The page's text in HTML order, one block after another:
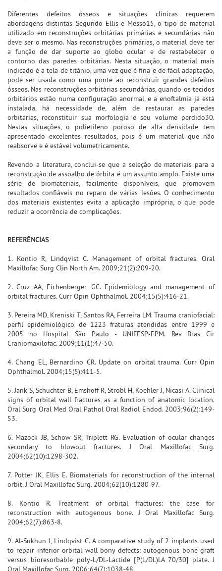
Diferentes defeitos ósseos e situações clínicas requerem
abordagens distintas. Segundo Ellis e Messo15, o tipo de material
utilizado em reconstruções orbitárias primárias e secundárias não
deve ser o mesmo. Nas reconstruções primárias, o material deve ter
a função de dar suporte ao globo ocular e de restabelecer o
contorno das paredes orbitárias. Nesta situação, o material mais
indicado é a tela de titânio, uma vez que é fina e de fácil adaptação,
pode ser usada como uma ponte ao reconstruir grandes defeitos
ósseos. Nas reconstruções orbitárias secundárias, quando os tecidos
orbitários estão numa configuração anormal, e a enoftalmia já está
instalada, há necessidade de, além de restaurar as paredes
orbitárias, reconstituir sua morfologia e seu volume perdido30.
Nestas situações, o polietileno poroso de alta densidade tem
apresentado excelentes resultados, pois é um material que não
reabsorve e é estável volumetricamente.
Revendo a literatura, conclui-se que a seleção de materiais para a
reconstrução de assoalho de órbita é um assunto amplo. Existe uma
série de biomateriais, facilmente disponíveis, que promovem
resultados confiáveis no reparo de várias lesões. O conhecimento
dos materiais existentes evita a aplicação imprópria, o que pode
reduzir a ocorrência de complicações.
REFERÊNCIAS
1. Kontio R, Lindqvist C. Management of orbital fractures. Oral
Maxillofac Surg Clin North Am. 2009;21(2):209-20.
2. Cruz AA, Eichenberger GC. Epidemiology and management of
orbital fractures. Curr Opin Ophthalmol. 2004;15(5):416-21.
3. Pereira MD, Kreniski T, Santos RA, Ferreira LM. Trauma craniofacial:
perfil epidemiológico de 1223 fraturas atendidas entre 1999 e
2005 no Hospital São Paulo - UNIFESP-EPM. Rev Bras Cir
Craniomaxilofac. 2009;11(1):47-50.
4. Chang EL, Bernardino CR. Update on orbital trauma. Curr Opin
Ophthalmol. 2004;15(5):411-5.
5. Jank S, Schuchter B, Emshoff R, Strobl H, Koehler J, Nicasi A. Clinical
signs of orbital wall fractures as a function of anatomic location.
Oral Surg Oral Med Oral Pathol Oral Radiol Endod. 2003;96(2):149-
53.
6. Mazock JB, Schow SR, Triplett RG. Evaluation of ocular changes
secondary to blowout fractures. J Oral Maxillofac Surg.
2004;62(10):1298-302.
7. Potter JK, Ellis E. Biomaterials for reconstruction of the internal
orbit. J Oral Maxillofac Surg. 2004;62(10):1280-97.
8. Kontio R. Treatment of orbital fractures: the case for
reconstruction with autogenous bone. J Oral Maxillofac Surg.
2004;62(7):863-8.
9. Al-Sukhun J, Lindqvist C. A comparative study of 2 implants used
to repair inferior orbital wall bony defects: autogenous bone graft
versus bioresorbable poly-L/DL-Lactide [P(L/DL)LA 70/30] plate. J
Oral Maxillofac Surg. 2006;64(7):1038-48.